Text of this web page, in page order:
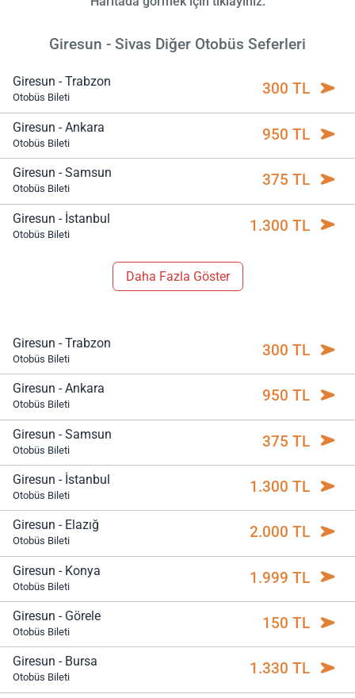
Giresun - Sivas Diğer Otobüs Seferleri
Giresun - Trabzon
Otobüs Bileti 300 TL
Giresun - Ankara
Otobüs Bileti 950 TL
Giresun - Samsun
Otobüs Bileti 375 TL
Giresun - İstanbul
Otobüs Bileti 1.300 TL
Daha Fazla Göster
Giresun - Trabzon
Otobüs Bileti 300 TL
Giresun - Ankara
Otobüs Bileti 950 TL
Giresun - Samsun
Otobüs Bileti 375 TL
Giresun - İstanbul
Otobüs Bileti 1.300 TL
Giresun - Elazığ
Otobüs Bileti 2.000 TL
Giresun - Konya
Otobüs Bileti 1.999 TL
Giresun - Görele
Otobüs Bileti 150 TL
Giresun - Bursa
Otobüs Bileti 1.330 TL